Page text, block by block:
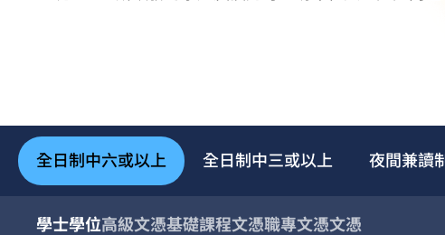
全日制中六或以上 全日制中三或以上 夜間兼讀
學士學位高級文憑基礎課程文憑職專文憑文憑